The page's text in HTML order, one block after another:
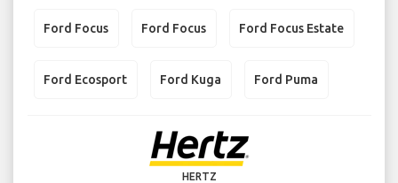
Ford Focus Ford Focus Ford Focus Estate
Ford Ecosport Ford Kuga Ford Puma
HERTZ